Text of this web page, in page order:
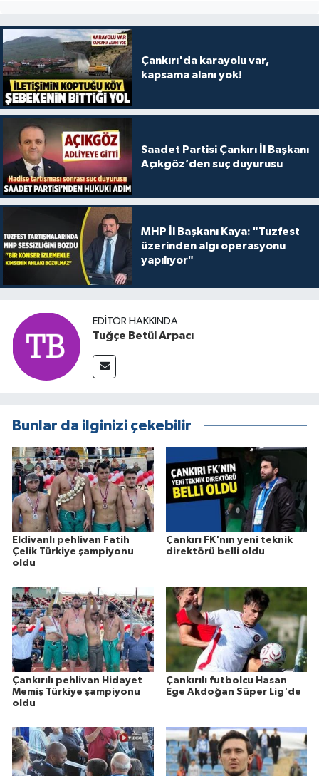
Çankırı'da karayolu var,
kapsama alanı yok!
Saadet Partisi Çankırı İl Başkanı
Açıkgöz’den suç duyurusu
MHP İl Başkanı Kaya: "Tuzfest
üzerinden algı operasyonu
yapılıyor"
EDITÖR HAKKINDA
Tuğçe Betül Arpacı
Bunlar da ilginizi çekebilir
Eldivanlı pehlivan Fatih
Çelik Türkiye şampiyonu
oldu
Çankırı FK'nın yeni teknik
direktörü belli oldu
Çankırılı pehlivan Hidayet
Memiş Türkiye şampiyonu
oldu
Çankırılı futbolcu Hasan
Ege Akdoğan Süper Lig'de